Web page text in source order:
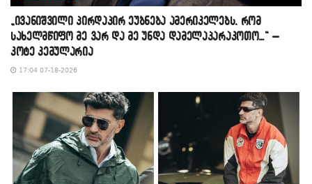
„ივანიშვილი პირდაპირ ეუბნება ამერიკელებს, რომ
სახელმწიფო მე ვარ და მე უნდა დამელაპარაკოთო…“ –
კოტე კემულარია
17:04 07-18-2026